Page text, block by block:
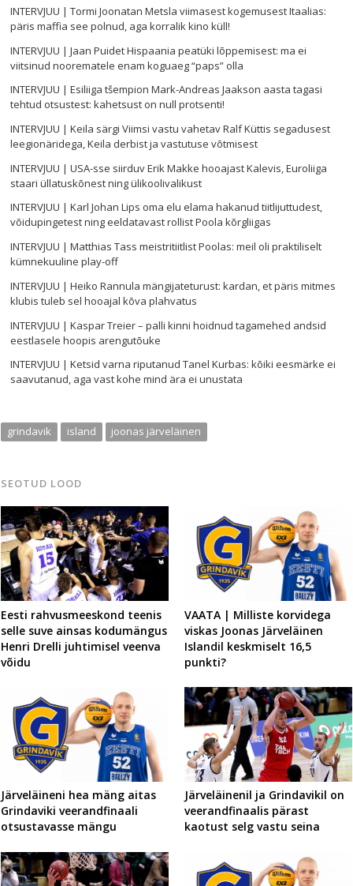
INTERVJUU | Tormi Joonatan Metsla viimasest kogemusest Itaalias:
päris maffia see polnud, aga korralik kino küll!
INTERVJUU | Jaan Puidet Hispaania peatüki lõppemisest: ma ei
viitsinud noorematele enam koguaeg “paps” olla
INTERVJUU | Esiliiga tšempion Mark-Andreas Jaakson aasta tagasi
tehtud otsustest: kahetsust on null protsenti!
INTERVJUU | Keila särgi Viimsi vastu vahetav Ralf Küttis segadusest
leegionäridega, Keila derbist ja vastutuse võtmisest
INTERVJUU | USA-sse siirduv Erik Makke hooajast Kalevis, Euroliiga
staari üllatuskõnest ning ülikoolivalikust
INTERVJUU | Karl Johan Lips oma elu elama hakanud tiitlijuttudest,
võidupingetest ning eeldatavast rollist Poola kõrgliigas
INTERVJUU | Matthias Tass meistritiitlist Poolas: meil oli praktiliselt
kümnekuuline play-off
INTERVJUU | Heiko Rannula mängijateturust: kardan, et päris mitmes
klubis tuleb sel hooajal kõva plahvatus
INTERVJUU | Kaspar Treier – palli kinni hoidnud tagamehed andsid
eestlasele hoopis arengutõuke
INTERVJUU | Ketsid varna riputanud Tanel Kurbas: kõiki eesmärke ei
saavutanud, aga vast kohe mind ära ei unustata
grindavik island joonas järveläinen
SEOTUD LOOD
Eesti rahvusmeeskond teenis
selle suve ainsas kodumängus
Henri Drelli juhtimisel veenva
võidu
VAATA | Milliste korvidega
viskas Joonas Järveläinen
Islandil keskmiselt 16,5
punkti?
Järveläineni hea mäng aitas
Grindaviki veerandfinaali
otsustavasse mängu
Järveläinenil ja Grindavikil on
veerandfinaalis pärast
kaotust selg vastu seina